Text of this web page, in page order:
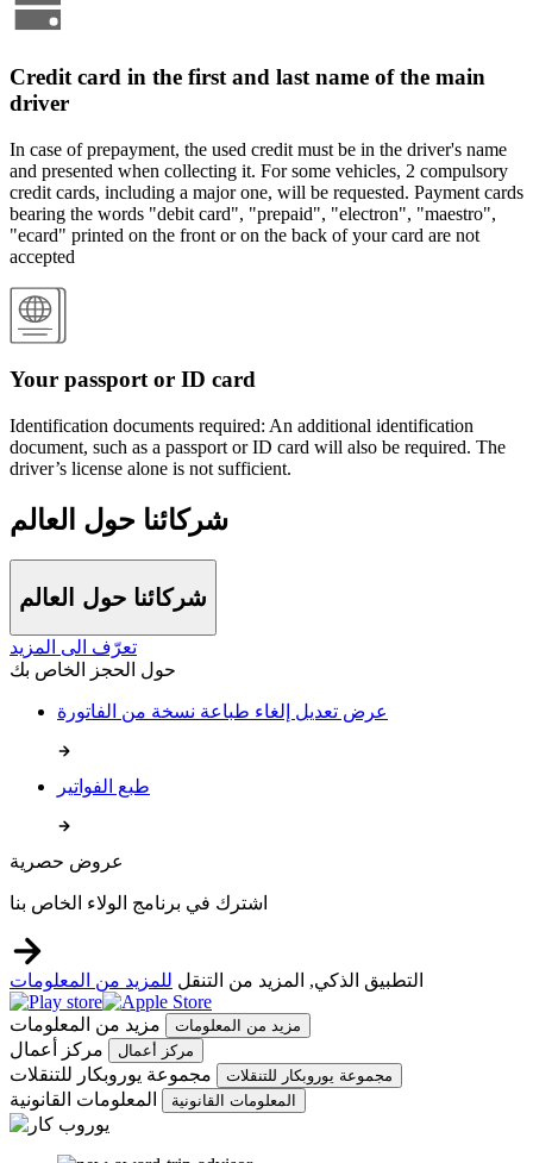
Credit card in the first and last name of the main
driver
In case of prepayment, the used credit must be in the driver's name
and presented when collecting it. For some vehicles, 2 compulsory
credit cards, including a major one, will be requested. Payment cards
bearing the words "debit card", "prepaid", "electron", "maestro",
"ecard" printed on the front or on the back of your card are not
accepted
Your passport or ID card
Identification documents required: An additional identification
document, such as a passport or ID card will also be required. The
driver’s license alone is not sufficient.
شركائنا حول العالم
شركائنا حول العالم
تعرّف الى المزيد
حول الحجز الخاص بك
عرض تعديل إلغاء طباعة نسخة من الفاتورة
طبع الفواتير
عروض حصرية
اشترك في برنامج الولاء الخاص بنا
التطبيق الذكي, المزيد من التنقل للمزيد من المعلومات
مزيد من المعلومات
مركز أعمال
مجموعة يوروبكار للتنقلات
المعلومات القانونية